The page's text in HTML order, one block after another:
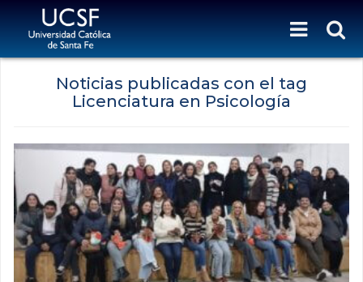
Noticias publicadas con el tag
Licenciatura en Psicología